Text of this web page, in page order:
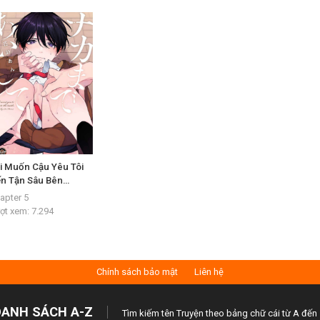
Muốn Cậu Yêu Tôi
Tận Sâu Bên
5
xem: 7.294
Chính sách bảo mật Liên hệ
SÁCH A-Z Tìm kiếm tên Truyện theo bảng chữ cái từ A đến